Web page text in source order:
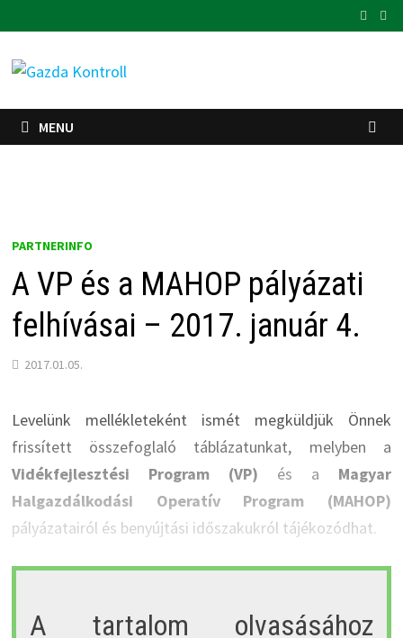
to
content
MENU
PARTNERINFO
A VP és a MAHOP pályázati
felhívásai – 2017. január 4.
2017.01.05.
Levelünk mellékleteként ismét megküldjük Önnek
frissített összefoglaló táblázatunkat, melyben a
Vidékfejlesztési Program (VP) és a Magyar
Halgazdálkodási Operatív Program (MAHOP)
pályázatairól és benyújtási időszakukról tájékozódhat.
A tartalom olvasásához